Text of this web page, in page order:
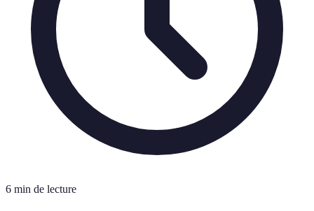
6 min de lecture